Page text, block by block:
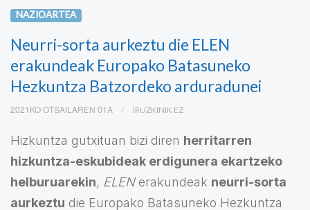
NAZIOARTEA
Neurri-sorta aurkeztu die ELEN
erakundeak Europako Batasuneko
Hezkuntza Batzordeko arduradunei
2021KO OTSAILAREN 01A IRUZKINIK EZ
Hizkuntza gutxituan bizi diren herritarren
hizkuntza-eskubideak erdigunera ekartzeko
helburuarekin, ELENerakundeak neurri-sorta
aurkeztu die Europako Batasuneko Hezkuntza